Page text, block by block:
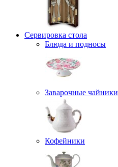
Сервировка стола
Блюда и подносы
Заварочные чайники
Кофейники